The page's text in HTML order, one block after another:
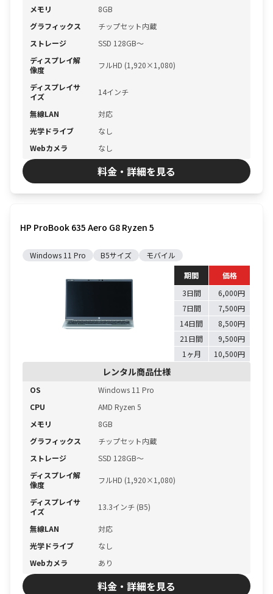
メモリ
8GB
グラフィックス
チップセット内蔵
ストレージ
SSD 128GB〜
ディスプレイ解
像度
フルHD (1,920×1,080)
ディスプレイサ
イズ
14インチ
無線LAN
対応
光学ドライブ
なし
Webカメラ
なし
料金・詳細を見る
HP ProBook 635 Aero G8 Ryzen 5
Windows 11 Pro B5サイズ
モバイル
期間
価格
3日間
6,000円
7日間
7,500円
14日間
8,500円
21日間
9,500円
1ヶ月
10,500円
レンタル商品仕様
OS
Windows 11 Pro
CPU
AMD Ryzen 5
メモリ
8GB
グラフィックス
チップセット内蔵
ストレージ
SSD 128GB〜
ディスプレイ解
像度
フルHD (1,920×1,080)
ディスプレイサ
イズ
13.3インチ (B5)
無線LAN
対応
光学ドライブ
なし
Webカメラ
あり
料金・詳細を見る